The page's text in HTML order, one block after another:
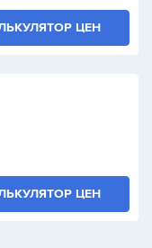
ЦЕН
ЦЕН